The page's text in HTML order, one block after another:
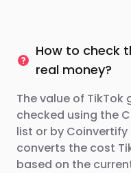
How to check
real money?
The value of TikTok
checked using the
list or by
converts the cost
based on the